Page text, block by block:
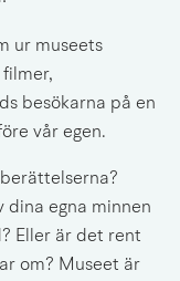
ur museets
besökarna på en
vår egen.
dina egna minnen
Eller är det rent
om? Museet är